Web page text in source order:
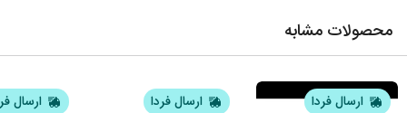
محصولات مشابه
ارسال فردا ارسال فردا ارسال